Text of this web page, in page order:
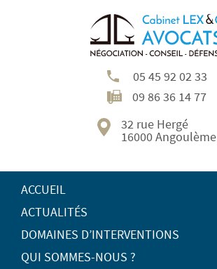
05 45 92 02 33
09 86 36 14 77
32 rue Hergé
16000 Angoulème
ACCUEIL
ACTUALITÉS
DOMAINES D’INTERVENTIONS
QUI SOMMES-NOUS ?